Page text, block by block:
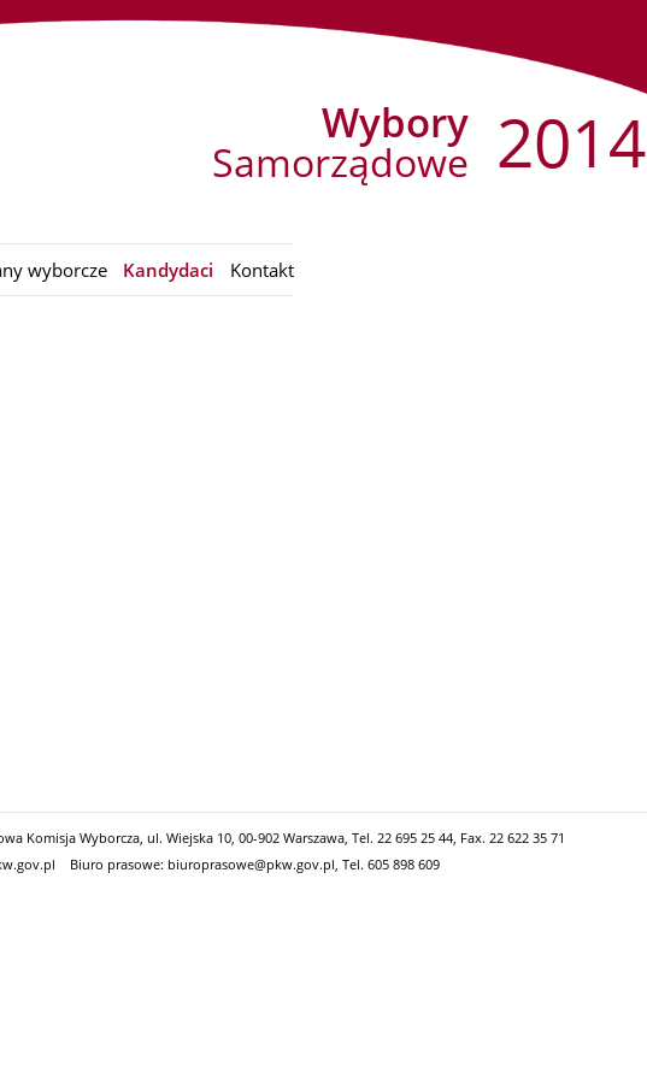
Wybory
Samorządowe 2014
wyborcze Kandydaci Kontakt
Komisja Wyborcza, ul. Wiejska 10, 00-902 Warszawa, Tel. 22 695 25 44, Fax. 22 622 35 71
Biuro prasowe: biuroprasowe@pkw.gov.pl, Tel. 605 898 609